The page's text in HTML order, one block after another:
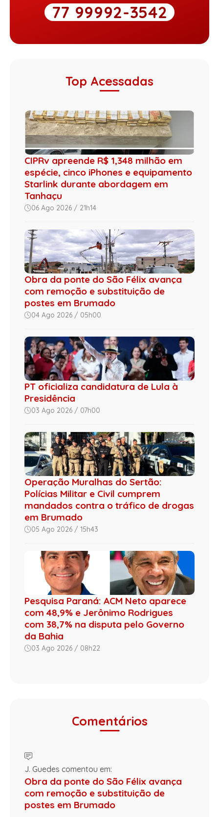
77 99992-3542
Top Acessadas
CIPRv apreende R$ 1,348 milhão em
espécie, cinco iPhones e equipamento
Starlink durante abordagem em
Tanhaçu
06 Ago 2026 / 21h14
Obra da ponte do São Félix avança
com remoção e substituição de
postes em Brumado
04 Ago 2026 / 05h00
PT oficializa candidatura de Lula à
Presidência
03 Ago 2026 / 07h00
Operação Muralhas do Sertão:
Polícias Militar e Civil cumprem
mandados contra o tráfico de drogas
em Brumado
05 Ago 2026 / 15h43
Pesquisa Paraná: ACM Neto aparece
com 48,9% e Jerônimo Rodrigues
com 38,7% na disputa pelo Governo
da Bahia
03 Ago 2026 / 08h22
Comentários
J. Guedes comentou em:
Obra da ponte do São Félix avança
com remoção e substituição de
postes em Brumado